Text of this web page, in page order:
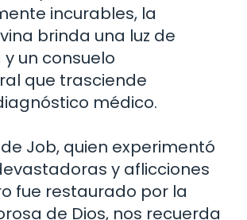
incurables, la
brinda una luz de
un consuelo
que trasciende
médico.
Job, quien experimentó
y aflicciones
fue restaurado por la
de Dios, nos recuerda